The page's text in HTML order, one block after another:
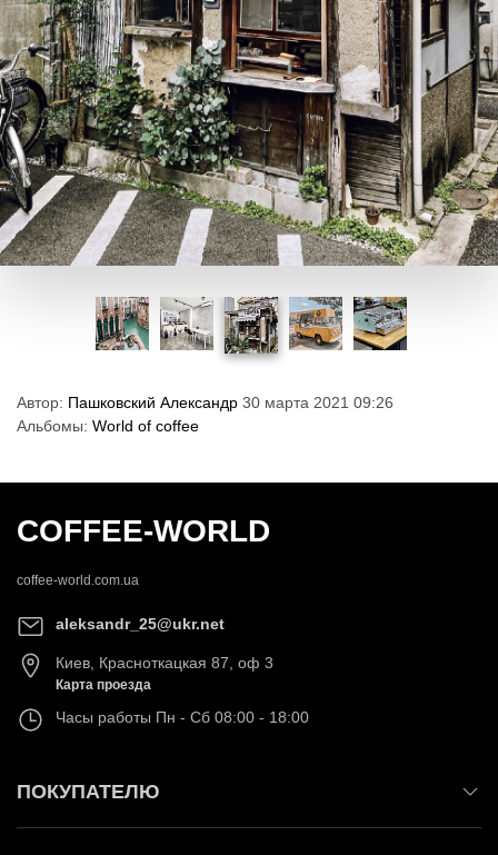
Автор: Пашковский Александр 30 марта 2021 09:26
Альбомы: World of coffee
COFFEE-WORLD
coffee-world.com.ua
aleksandr_25@ukr.net
Киев, Красноткацкая 87, оф 3
Карта проезда
Часы работы Пн - Сб 08:00 - 18:00
ПОКУПАТЕЛЮ